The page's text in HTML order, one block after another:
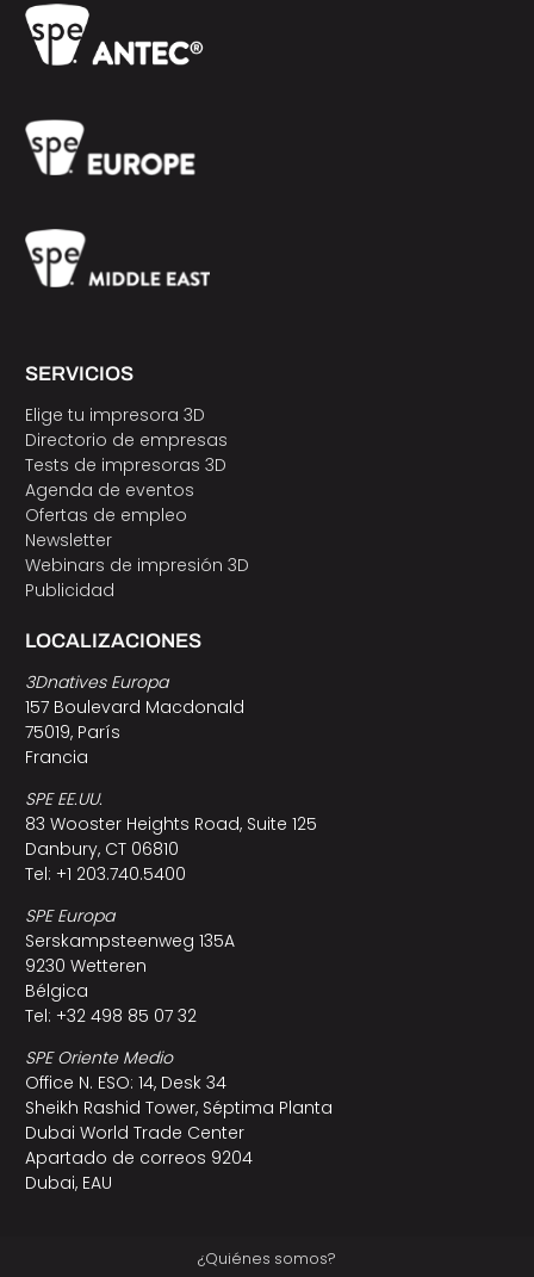
SERVICIOS
Elige tu impresora 3D
Directorio de empresas
Tests de impresoras 3D
Agenda de eventos
Ofertas de empleo
Newsletter
Webinars de impresión 3D
Publicidad
LOCALIZACIONES
3Dnatives Europa
157 Boulevard Macdonald
75019, París
Francia
SPE EE.UU.
83 Wooster Heights Road, Suite 125
Danbury, CT 06810
Tel: +1 203.740.5400
SPE Europa
Serskampsteenweg 135A
9230 Wetteren
Bélgica
Tel: +32 498 85 07 32
SPE Oriente Medio
Office N. ESO: 14, Desk 34
Sheikh Rashid Tower, Séptima Planta
Dubai World Trade Center
Apartado de correos 9204
Dubai, EAU
¿Quiénes somos?